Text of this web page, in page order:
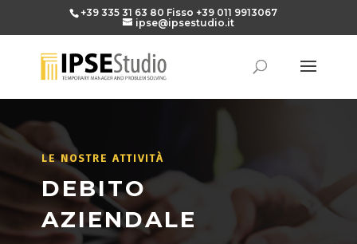
+39 335 31 63 80 Fisso +39 011 9913067
ipse@ipsestudio.it
LE NOSTRE ATTIVITÀ
DEBITO
AZIENDALE